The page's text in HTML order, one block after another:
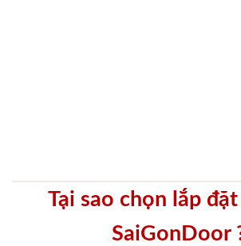
Tại sao chọn lắp
SaiGonDoor